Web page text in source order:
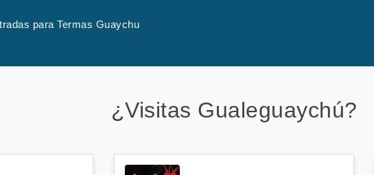
para Termas Guaychu
¿Visitas Gualeguaychú?